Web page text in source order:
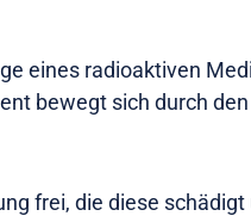
eines radioaktiven
bewegt sich durch
frei, die diese